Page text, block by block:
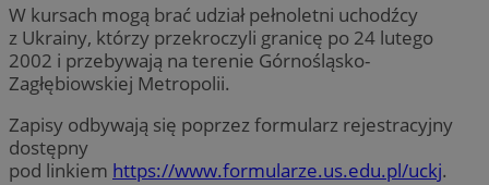
W kursach mogą brać udział pełnoletni uchodźcy
z Ukrainy, którzy przekroczyli granicę po 24 lutego
2002 i przebywają na terenie Górnośląsko-
Zagłębiowskiej Metropolii.
Zapisy odbywają się poprzez formularz rejestracyjny
dostępny
pod linkiem https://www.formularze.us.edu.pl/uckj.